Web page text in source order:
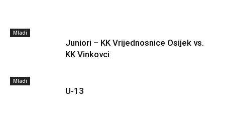
Mladi
Juniori – KK Vrijednosnice Osijek vs.
KK Vinkovci
Mladi
U-13